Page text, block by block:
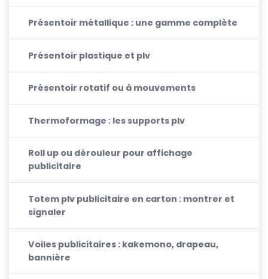
Présentoir métallique : une gamme complète
Présentoir plastique et plv
Présentoir rotatif ou à mouvements
Thermoformage : les supports plv
Roll up ou dérouleur pour affichage
publicitaire
Totem plv publicitaire en carton : montrer et
signaler
Voiles publicitaires : kakemono, drapeau,
bannière